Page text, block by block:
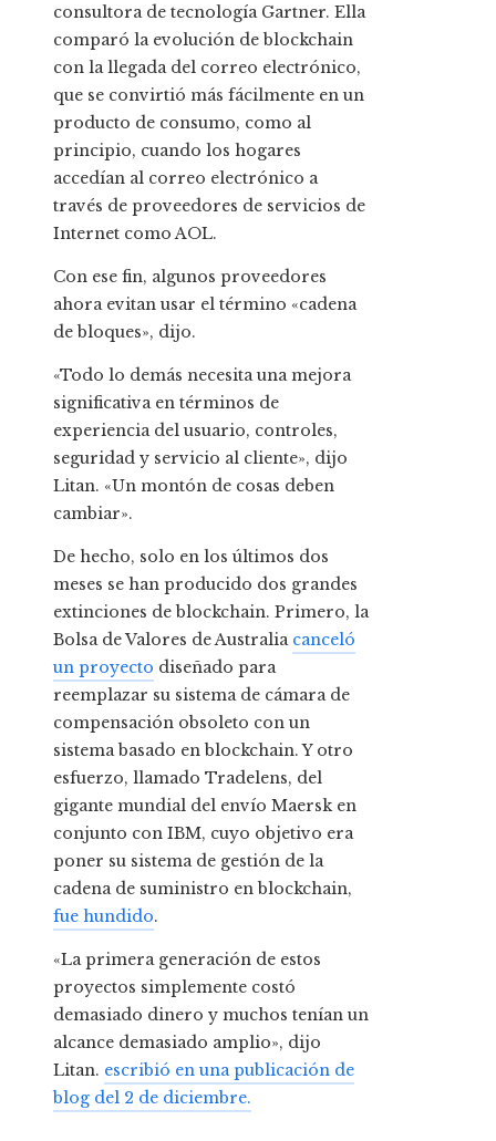
consultora de tecnología Gartner. Ella
comparó la evolución de blockchain
con la llegada del correo electrónico,
que se convirtió más fácilmente en un
producto de consumo, como al
principio, cuando los hogares
accedían al correo electrónico a
través de proveedores de servicios de
Internet como AOL.
Con ese fin, algunos proveedores
ahora evitan usar el término «cadena
de bloques», dijo.
«Todo lo demás necesita una mejora
significativa en términos de
experiencia del usuario, controles,
seguridad y servicio al cliente», dijo
Litan. «Un montón de cosas deben
cambiar».
De hecho, solo en los últimos dos
meses se han producido dos grandes
extinciones de blockchain. Primero, la
Bolsa de Valores de Australia canceló
un proyecto diseñado para
reemplazar su sistema de cámara de
compensación obsoleto con un
sistema basado en blockchain. Y otro
esfuerzo, llamado Tradelens, del
gigante mundial del envío Maersk en
conjunto con IBM, cuyo objetivo era
poner su sistema de gestión de la
cadena de suministro en blockchain,
fue hundido.
«La primera generación de estos
proyectos simplemente costó
demasiado dinero y muchos tenían un
alcance demasiado amplio», dijo
Litan. escribió en una publicación de
blog del 2 de diciembre.